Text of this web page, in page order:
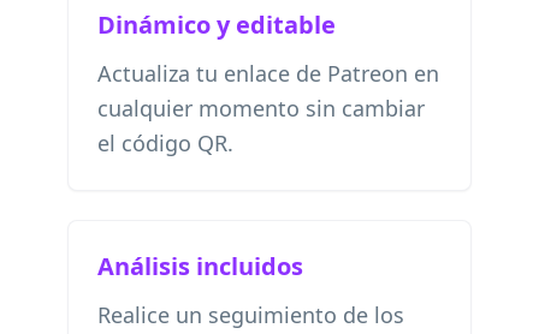
Dinámico y editable
Actualiza tu enlace de Patreon en
cualquier momento sin cambiar
el código QR.
Análisis incluidos
Realice un seguimiento de los